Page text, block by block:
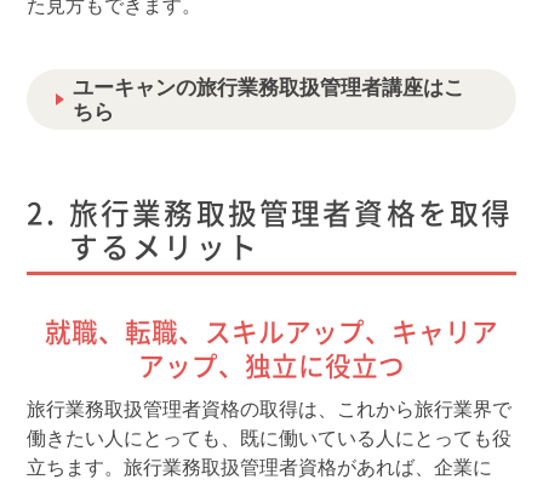
た見方もできます。
ユーキャンの旅行業務取扱管理者講座はこ
ちら
旅行業務取扱管理者資格を取得
するメリット
就職、転職、スキルアップ、キャリア
アップ、独立に役立つ
旅行業務取扱管理者資格の取得は、これから旅行業界で
働きたい人にとっても、既に働いている人にとっても役
立ちます。旅行業務取扱管理者資格があれば、企業に